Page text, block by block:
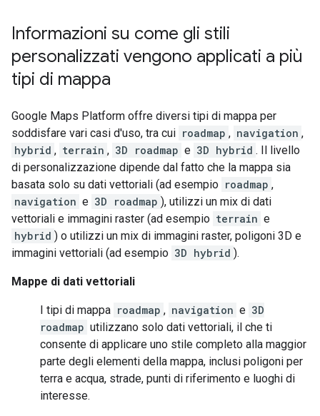
Informazioni su come gli stili
personalizzati vengono applicati a più
tipi di mappa
Google Maps Platform offre diversi tipi di mappa per
soddisfare vari casi d'uso, tra cui roadmap , navigation ,
hybrid , terrain , 3D roadmap e 3D hybrid . Il livello
di personalizzazione dipende dal fatto che la mappa sia
basata solo su dati vettoriali (ad esempio roadmap ,
navigation e 3D roadmap ), utilizzi un mix di dati
vettoriali e immagini raster (ad esempio terrain e
hybrid ) o utilizzi un mix di immagini raster, poligoni 3D e
immagini vettoriali (ad esempio 3D hybrid ).
Mappe di dati vettoriali
I tipi di mappa roadmap , navigation e 3D
roadmap utilizzano solo dati vettoriali, il che ti
consente di applicare uno stile completo alla maggior
parte degli elementi della mappa, inclusi poligoni per
terra e acqua, strade, punti di riferimento e luoghi di
interesse.